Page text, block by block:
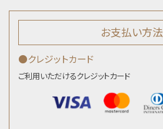
お支払い方法
●クレジットカード
ご利用いただけるクレジットカード